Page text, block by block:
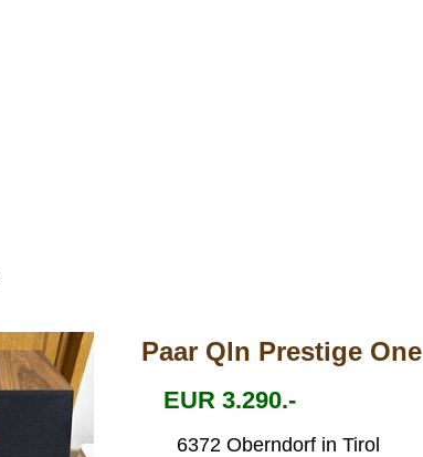
Paar Qln Prestige One
EUR 3.290.-
6372 Oberndorf in Tirol